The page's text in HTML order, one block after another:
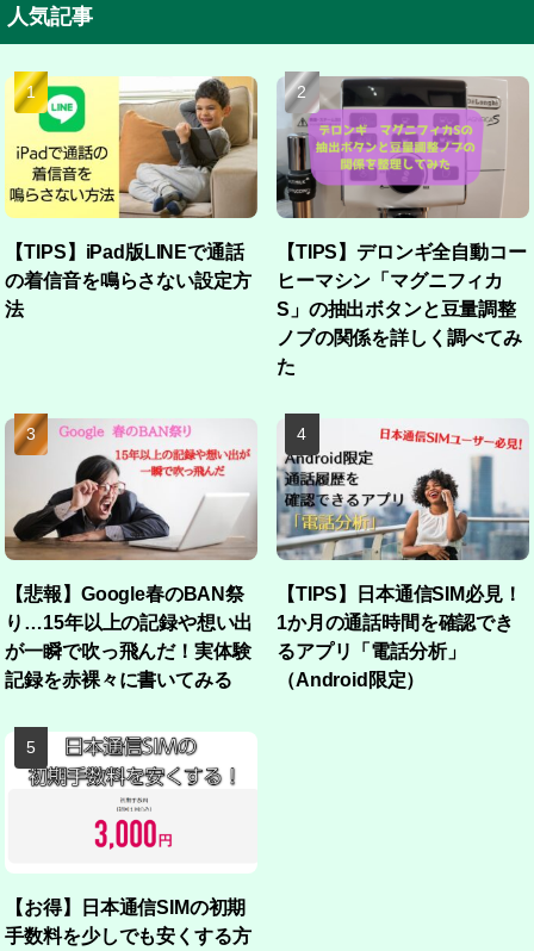
人気記事
【TIPS】iPad版LINEで通話
の着信音を鳴らさない設定方
法
【TIPS】デロンギ全自動コー
ヒーマシン「マグニフィカ
S」の抽出ボタンと豆量調整
ノブの関係を詳しく調べてみ
た
【悲報】Google春のBAN祭
り…15年以上の記録や想い出
が一瞬で吹っ飛んだ！実体験
記録を赤裸々に書いてみる
【TIPS】日本通信SIM必見！
1か月の通話時間を確認でき
るアプリ「電話分析」
（Android限定）
【お得】日本通信SIMの初期
手数料を少しでも安くする方